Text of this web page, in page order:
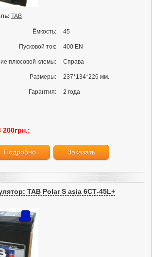
TAB
Ёмкость: 45
Пусковой ток: 400 EN
плюсовой клемы: Справа
Размеры: 237*134*226 мм.
Гарантия: 2 года
200грн.;
Подробно Заказать
TAB Polar S asia 6СТ-45L+